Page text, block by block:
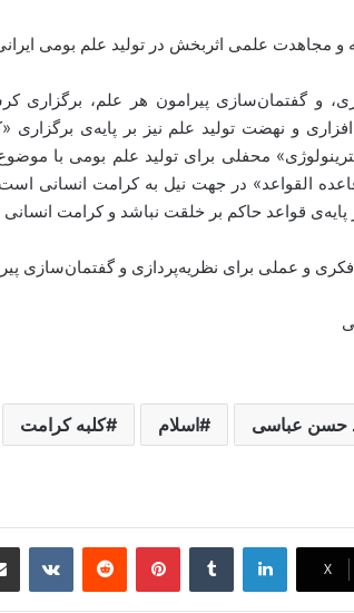
علمی اثربخش در تولید علم بومی
و گفتمان‌سازی پیرامون هر علم، برگزاری
و نهضت تولید علم نیز بر پایه‌ی
محفلی برای تولید علم بومی با
القواعد» در جهت نیل به کرامت انسانی
قواعد حاکم بر خلقت نباشد و کرامت انسانی
و عملی برای نظریه‌پردازی و گفتمان‌سازی
حسن عباسی اسلام کلبه کرامت
X
لینکدین ‫تامبلر ‫پین‌ترست‫رددیت